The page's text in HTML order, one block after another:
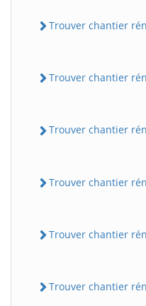
Trouver chantier
Trouver chantier
Trouver chantier
Trouver chantier
Trouver chantier
Trouver chantier